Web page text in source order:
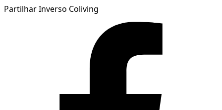
Partilhar Inverso Coliving